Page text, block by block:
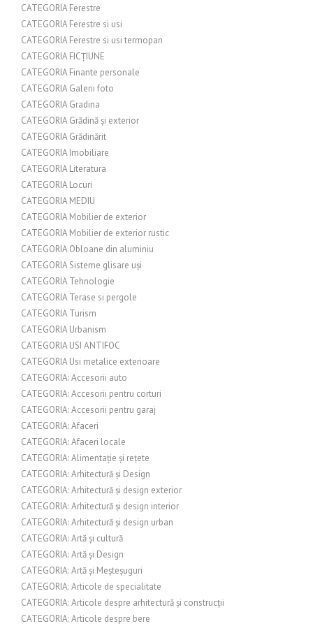
CATEGORIA Ferestre
CATEGORIA Ferestre si usi
CATEGORIA Ferestre si usi termopan
CATEGORIA FICȚIUNE
CATEGORIA Finante personale
CATEGORIA Galerii foto
CATEGORIA Gradina
CATEGORIA Grădină și exterior
CATEGORIA Grădinărit
CATEGORIA Imobiliare
CATEGORIA Literatura
CATEGORIA Locuri
CATEGORIA MEDIU
CATEGORIA Mobilier de exterior
CATEGORIA Mobilier de exterior rustic
CATEGORIA Obloane din aluminiu
CATEGORIA Sisteme glisare uși
CATEGORIA Tehnologie
CATEGORIA Terase si pergole
CATEGORIA Turism
CATEGORIA Urbanism
CATEGORIA USI ANTIFOC
CATEGORIA Usi metalice exterioare
CATEGORIA: Accesorii auto
CATEGORIA: Accesorii pentru corturi
CATEGORIA: Accesorii pentru garaj
CATEGORIA: Afaceri
CATEGORIA: Afaceri locale
CATEGORIA: Alimentație și rețete
CATEGORIA: Arhitectură și Design
CATEGORIA: Arhitectură și design exterior
CATEGORIA: Arhitectură și design interior
CATEGORIA: Arhitectură și design urban
CATEGORIA: Artă și cultură
CATEGORIA: Artă și Design
CATEGORIA: Artă și Meșteșuguri
CATEGORIA: Articole de specialitate
CATEGORIA: Articole despre arhitectură și construcții
CATEGORIA: Articole despre bere